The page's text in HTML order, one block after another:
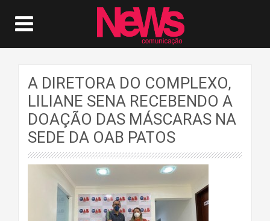
A DIRETORA DO COMPLEXO,
LILIANE SENA RECEBENDO A
DOAÇÃO DAS MÁSCARAS NA
SEDE DA OAB PATOS